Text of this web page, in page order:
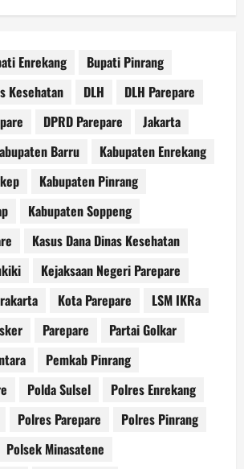
Enrekang
Bupati Pinrang
Kesehatan DLH
DLH Parepare
DPRD Parepare
Jakarta
Barru
Kabupaten Enrekang
Kabupaten Pinrang
Kabupaten Soppeng
Kasus Dana Dinas Kesehatan
Kejaksaan Negeri Parepare
Kota Parepare
LSM IKRa
Parepare
Partai Golkar
Pemkab Pinrang
Polda Sulsel
Polres Enrekang
Polres Parepare
Polres Pinrang
Polsek Minasatene